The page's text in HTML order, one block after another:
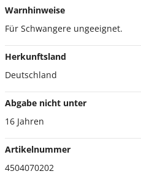
Warnhinweise
Für Schwangere ungeeignet.
Herkunftsland
Deutschland
Abgabe nicht unter
16 Jahren
Artikelnummer
4504070202